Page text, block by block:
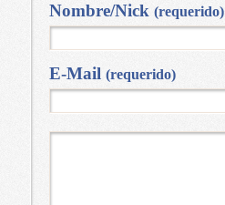
Nombre/Nick (requerido)
E-Mail (requerido)